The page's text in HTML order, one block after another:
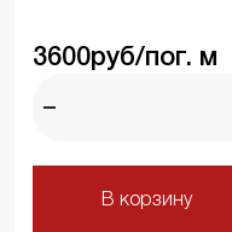
3600руб/пог. м
В корзину